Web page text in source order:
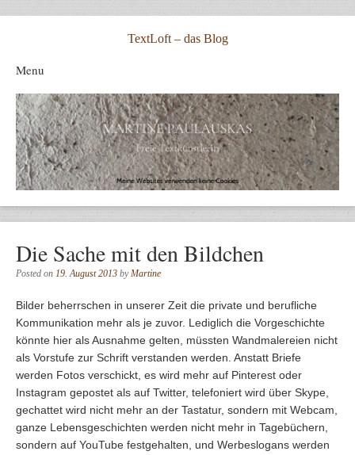
TextLoft – das Blog
Menu
Die Sache mit den Bildchen
Posted on 19. August 2013 byMartine
Bilder beherrschen in unserer Zeit die private und berufliche
Kommunikation mehr als je zuvor. Lediglich die Vorgeschichte
könnte hier als Ausnahme gelten, müssten Wandmalereien nicht
als Vorstufe zur Schrift verstanden werden. Anstatt Briefe
werden Fotos verschickt, es wird mehr auf Pinterest oder
Instagram gepostet als auf Twitter, telefoniert wird über Skype,
gechattet wird nicht mehr an der Tastatur, sondern mit Webcam,
ganze Lebensgeschichten werden nicht mehr in Tagebüchern,
sondern auf YouTube festgehalten, und Werbeslogans werden